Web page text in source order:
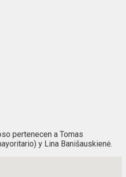
pertenecen a Tomas
y Lina Banišauskienė.